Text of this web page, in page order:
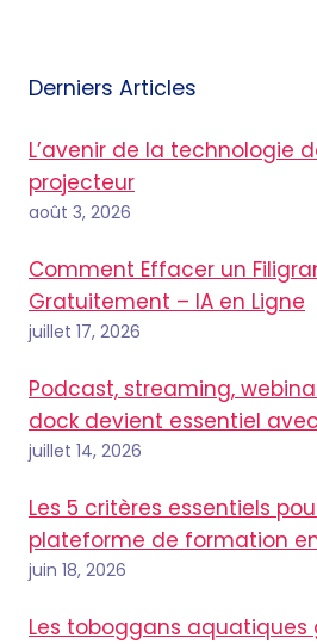
Derniers Articles
L’avenir de la technologie
projecteur
août 3, 2026
Comment Effacer un
Gratuitement – IA en Ligne
juillet 17, 2026
Podcast, streaming,
dock devient essentiel
juillet 14, 2026
Les 5 critères essentiels
plateforme de formation
juin 18, 2026
Les toboggans aquatiques